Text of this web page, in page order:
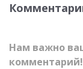
Нам важно
комментарий!